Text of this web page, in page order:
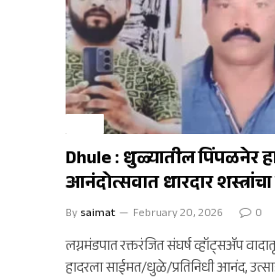
Dhule : धुळ्यातील पिंपळनेर
आनंदोत्सवात धारदार
By saimat February 20, 2026 0
लग्नमंडपात रक्तरंजित संघर्ष व्हॉट्सअ‍ॅप
हादरला साईमत/धुळे/प्रतिनिधी आनंद,